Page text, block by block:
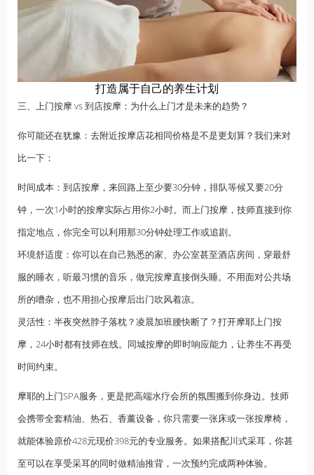
打造属于自己的养生计划
三、上门按摩 vs 到店按摩：为什么上门才是未来的趋势？
你可能还在犹豫：去附近按摩店花相同价格是不是更划算？我们来对
比一下：
时间成本：到店按摩，来回路上至少要30分钟，排队等候又要20分
钟，一次1小时的按摩实际占用你2小时。而上门按摩，技师直接到你
指定地点，你完全可以利用那30分钟处理工作或追剧。
环境舒适度：你可以在自己熟悉的家、办公室甚至酒店房间，穿最舒
服的睡衣，听最习惯的音乐，做完按摩直接倒头睡。不用面对公共场
所的嘈杂，也不用担心按摩后出门吹风着凉。
灵活性：半夜突然脖子落枕？凌晨加班腰快断了？打开摩耶上门按
摩，24小时都有技师在线。同城按摩的即时响应能力，让养生不再受
时间约束。
摩耶的上门SPA服务，更是把高端水疗会所的氛围搬到你身边。技师
会携带全套精油、热石、香薰设备，你只需要一张床或一张按摩椅，
就能体验原价428元现价398元的专业服务。如果搭配川式采耳，你甚
至可以在享受采耳的同时做精油推背，一次预约完成两种体验。